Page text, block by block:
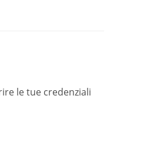
le tue credenziali